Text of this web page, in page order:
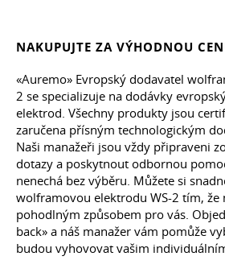
NAKUPUJTE ZA VÝHODNOU
«Auremo» Evropský dodavatel
2 se specializuje na dodávky
elektrod. Všechny produkty jsou
zaručena přísným technologickým
Naši manažeři jsou vždy připraveni
dotazy a poskytnout odbornou
nenechá bez výběru. Můžete si
wolframovou elektrodu WS-2 tím, že
pohodlným způsobem pro vás.
back» a náš manažer vám pomůže
budou vyhovovat vašim